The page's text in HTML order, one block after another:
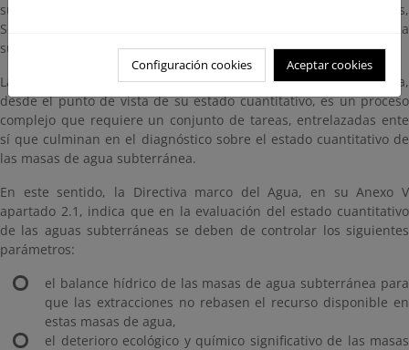
subprogramas: Seguimiento de los niveles piezométricos,
Seguimiento foronómico y Seguimiento de masas de agua
subterránea transfronterizas.
La evaluación del estado de las masas de agua subterránea,
desde el punto de vista de su estado cuantitativo, es un proceso
complejo que requiere un conjunto de tareas, entrelazadas ente
sí que culminan en el diagnóstico sobre el estado cuantitativo de
las masas de agua subterránea.
En este sentido, la Directiva marco del Agua, en su Anexo V
apartado 2.1, indica que en la evaluación del estado cuantitativo
de las aguas subterráneas se deben de controlar los siguientes
parámetros:
el balance hídrico de las masas de agua subterránea para
que las extracciones no rebasen el recurso disponible en
estas masas de agua,
el deterioro ecológico y químico significativo de las masas
Configuración cookies Aceptar cookies